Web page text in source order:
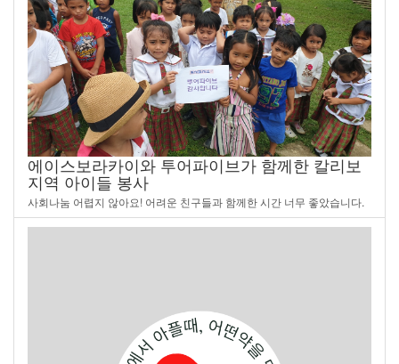
에이스보라카이와 투어파이브가 함께한 칼리보
지역 아이들 봉사
사회나눔 어렵지 않아요! 어려운 친구들과 함께한 시간 너무 좋았습니다.